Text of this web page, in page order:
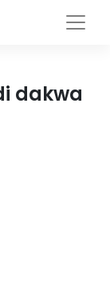
dakwa